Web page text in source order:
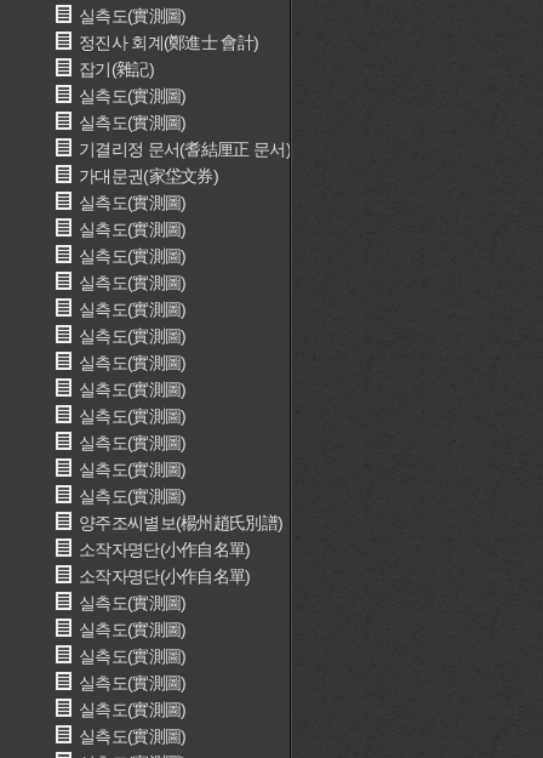
실측도(實測圖)
정진사 회계(鄭進士 會計)
잡기(雜記)
실측도(實測圖)
실측도(實測圖)
기결리정 문서(耆結厘正 문서)
가대문권(家垈文券)
실측도(實測圖)
실측도(實測圖)
실측도(實測圖)
실측도(實測圖)
실측도(實測圖)
실측도(實測圖)
실측도(實測圖)
실측도(實測圖)
실측도(實測圖)
실측도(實測圖)
실측도(實測圖)
실측도(實測圖)
양주조씨별보(楊州趙氏別譜)
소작자명단(小作自名單)
소작자명단(小作自名單)
실측도(實測圖)
실측도(實測圖)
실측도(實測圖)
실측도(實測圖)
실측도(實測圖)
실측도(實測圖)